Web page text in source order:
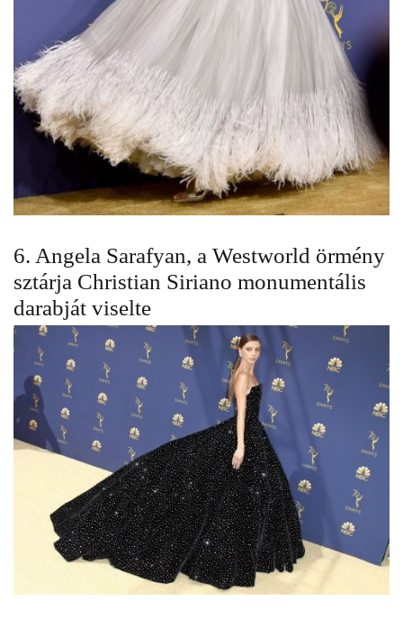
6. Angela Sarafyan, a Westworld örmény
sztárja Christian Siriano monumentális
darabját viselte